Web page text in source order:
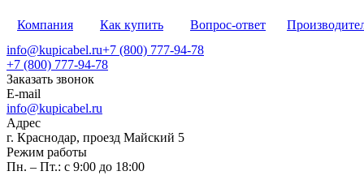
Компания Как купить Вопрос-ответ
info@kupicabel.ru+7 (800) 777-94-78
+7 (800) 777-94-78
Заказать звонок
E-mail
info@kupicabel.ru
Адрес
г. Краснодар, проезд Майский 5
Режим работы
Пн. – Пт.: с 9:00 до 18:00